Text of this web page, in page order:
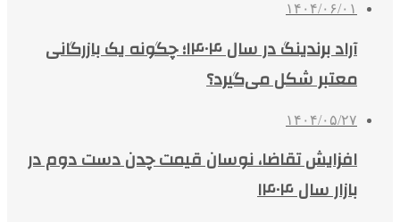
۱۴۰۴/۰۶/۰۱
آراد برندینگ در سال ۱۴۰۴؛ چگونه یک بازرگانی
معتبر شکل می‌گیرد؟
۱۴۰۴/۰۵/۲۷
افزایش تقاضا، نوسان قیمت چدن دست دوم در
بازار سال ۱۴۰۴